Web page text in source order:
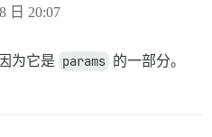
日 20:07
为它是 params 的一部分。